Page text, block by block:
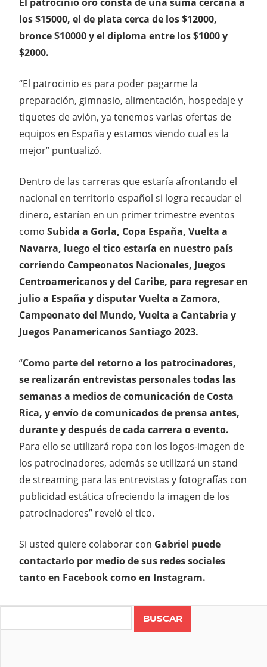
los $15000, el de plata cerca de los $12000,
bronce $10000 y el diploma entre los $1000 y
$2000.
“El patrocinio es para poder pagarme la
preparación, gimnasio, alimentación, hospedaje y
tiquetes de avión, ya tenemos varias ofertas de
equipos en España y estamos viendo cual es la
mejor” puntualizó.
Dentro de las carreras que estaría afrontando el
nacional en territorio español si logra recaudar el
dinero, estarían en un primer trimestre eventos
como Subida a Gorla, Copa España, Vuelta a
Navarra, luego el tico estaría en nuestro país
corriendo Campeonatos Nacionales, Juegos
Centroamericanos y del Caribe, para regresar en
julio a España y disputar Vuelta a Zamora,
Campeonato del Mundo, Vuelta a Cantabria y
Juegos Panamericanos Santiago 2023.
“Como parte del retorno a los patrocinadores,
se realizarán entrevistas personales todas las
semanas a medios de comunicación de Costa
Rica, y envío de comunicados de prensa antes,
durante y después de cada carrera o evento.
Para ello se utilizará ropa con los logos-imagen de
los patrocinadores, además se utilizará un stand
de streaming para las entrevistas y fotografías con
publicidad estática ofreciendo la imagen de los
patrocinadores” reveló el tico.
Si usted quiere colaborar con Gabriel puede
contactarlo por medio de sus redes sociales
tanto en Facebook como en Instagram.